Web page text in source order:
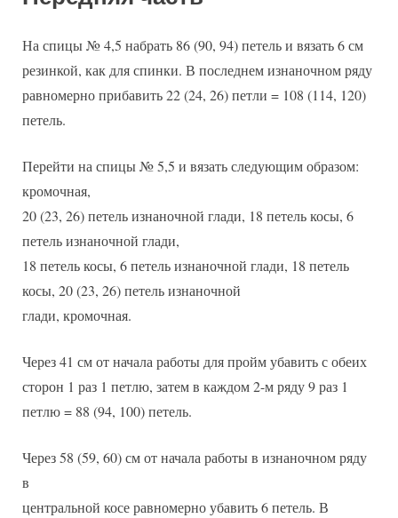
На спицы № 4,5 набрать 86 (90, 94) петель и вязать 6 см
резинкой, как для спинки. В последнем изнаночном ряду
равномерно прибавить 22 (24, 26) петли = 108 (114, 120)
петель.
Перейти на спицы № 5,5 и вязать следующим образом:
кромочная,
20 (23, 26) петель изнаночной глади, 18 петель косы, 6
петель изнаночной глади,
18 петель косы, 6 петель изнаночной глади, 18 петель
косы, 20 (23, 26) петель изнаночной
глади, кромочная.
Через 41 см от начала работы для пройм убавить с обеих
сторон 1 раз 1 петлю, затем в каждом 2-м ряду 9 раз 1
петлю = 88 (94, 100) петель.
Через 58 (59, 60) см от начала работы в изнаночном ряду
в
центральной косе равномерно убавить 6 петель. В